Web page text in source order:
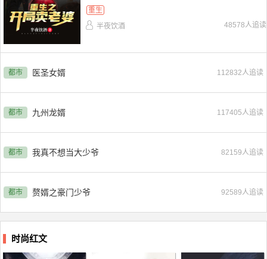
重生
半夜饮酒
48578人追读
都市 医圣女婿 112832人追读
都市 九州龙婿 117405人追读
都市 我真不想当大少爷 82159人追读
都市 赘婿之豪门少爷 92589人追读
时尚红文